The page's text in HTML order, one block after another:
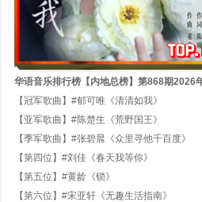
华语音乐排行榜【内地总榜】第868期2026
【冠军歌曲】#郁可唯《清清如我》
【亚军歌曲】#陈楚生《荒野国王》
【季军歌曲】#张碧晨《众里寻他千百度》
【第四位】#刘佳《春天我等你》
【第五位】#黄龄《锁》
【第六位】#宋亚轩《无趣生活指南》